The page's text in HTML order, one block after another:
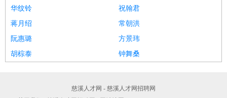
华纹铃
祝翰君
蒋月绍
常朝洪
阮惠璐
方景玮
胡棕泰
钟舞桑
慈溪人才网 - 慈溪人才网招聘网